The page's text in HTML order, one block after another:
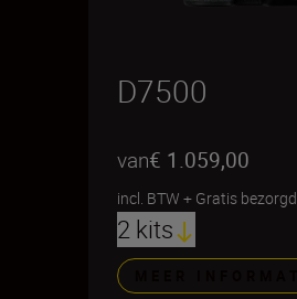
D7500
van€ 1.059,00
incl. BTW + Gratis bezorgd
2 kits